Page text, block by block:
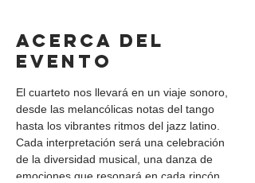
Acerca del
evento
El cuarteto nos llevará en un viaje sonoro,
desde las melancólicas notas del tango
hasta los vibrantes ritmos del jazz latino.
Cada interpretación será una celebración
de la diversidad musical, una danza de
emociones que resonará en cada rincón.